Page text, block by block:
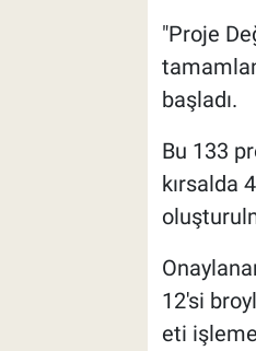
"Proje
başladı.
Bu 133
kırsalda
12'si
eti